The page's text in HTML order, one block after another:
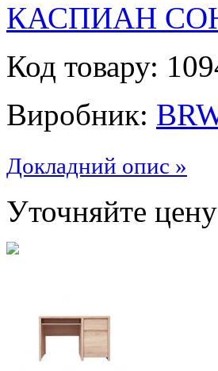
КАСПИАН
Код товару:
Виробник:
Докладний опис »
Уточняйте цену